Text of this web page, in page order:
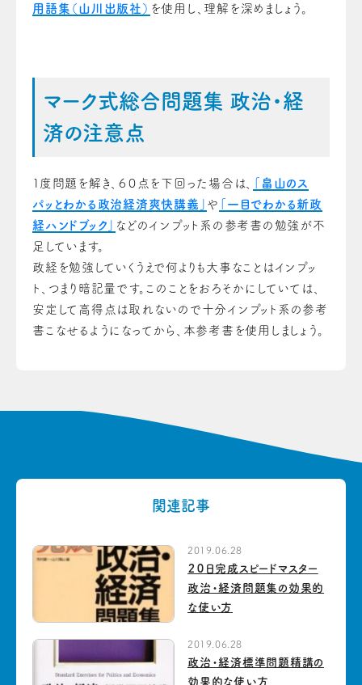
用語集（山川出版社） を使用し、理解を深めましょう。
マーク式総合問題集 政治・経
済の注意点
１度問題を解き、６０点を下回った場合は、
「畠山のス
パッとわかる政治経済爽快講義」 や
「一目でわかる新政
経ハンドブック」
などのインプット系の参考書の勉強が不
足しています。
政経を勉強していくうえで何よりも大事なことはインプッ
ト、つまり暗記量です。このことをおろそかにしていては、
安定して高得点は取れないので十分インプット系の参考
書こなせるようになってから、本参考書を使用しましょう。
関連記事
2019.06.28
２０日完成スピードマスター
政治・経済問題集の効果的
な使い方
2019.06.28
政治・経済標準問題精講の
効果的な使い方